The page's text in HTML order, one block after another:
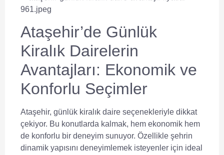
Ataşehir’de Günlük
Kiralık Dairelerin
Avantajları: Ekonomik ve
Konforlu Seçimler
Ataşehir, günlük kiralık daire seçenekleriyle dikkat
çekiyor. Bu konutlarda kalmak, hem ekonomik hem
de konforlu bir deneyim sunuyor. Özellikle şehrin
dinamik yapısını deneyimlemek isteyenler için ideal